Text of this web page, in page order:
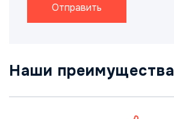
Отправить
Наши преимущества